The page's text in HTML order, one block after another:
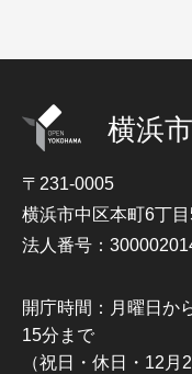
横浜
〒231-0005
横浜市中区本町6丁
法人番号：
開庁時間：月曜日か
15分まで
（祝日・休日・12月